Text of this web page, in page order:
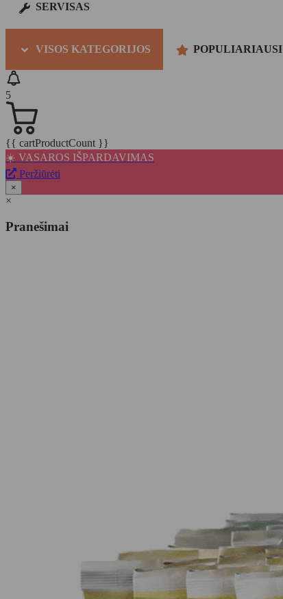
SERVISAS
VISOS KATEGORIJOS POPULIARIAUSI
5
{{ cartProductCount }}
☀️ VASAROS IŠPARDAVIMAS
Peržiūrėti
×
×
Pranešimai